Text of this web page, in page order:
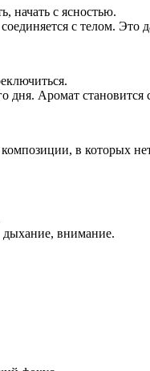
начать с ясностью.
с телом. Это
дня. Аромат
в которых
внимание.